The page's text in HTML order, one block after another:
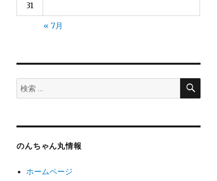
31
« 7月
検
索:
検
のんちゃん丸情報
ホームページ